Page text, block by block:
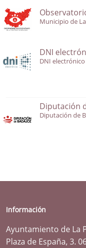
Municipio de
DNI
DNI electrónico
Diputación
Diputación de
Información
Ayuntamiento de La
Plaza de España, 3.